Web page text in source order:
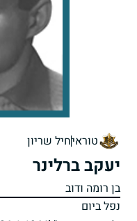
טוראיחיל שריון
יעקב ברלינר
בן רומה ודוב
נפל ביום